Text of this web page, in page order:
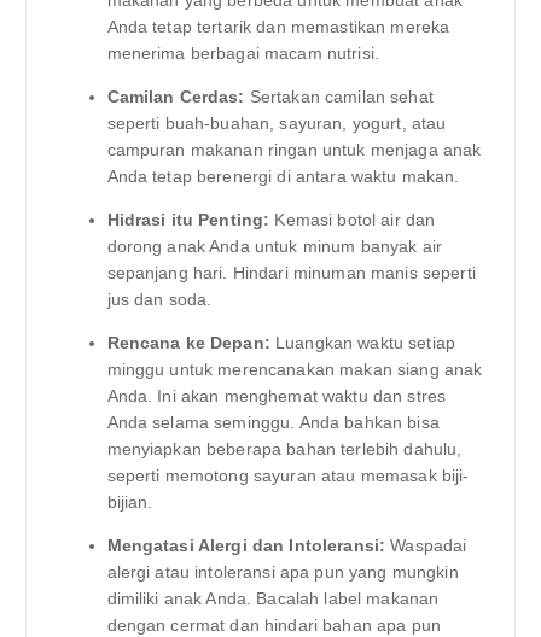
Anda tetap tertarik dan memastikan mereka
menerima berbagai macam nutrisi.
Camilan Cerdas: Sertakan camilan sehat
seperti buah-buahan, sayuran, yogurt, atau
campuran makanan ringan untuk menjaga anak
Anda tetap berenergi di antara waktu makan.
Hidrasi itu Penting: Kemasi botol air dan
dorong anak Anda untuk minum banyak air
sepanjang hari. Hindari minuman manis seperti
jus dan soda.
Rencana ke Depan: Luangkan waktu setiap
minggu untuk merencanakan makan siang anak
Anda. Ini akan menghemat waktu dan stres
Anda selama seminggu. Anda bahkan bisa
menyiapkan beberapa bahan terlebih dahulu,
seperti memotong sayuran atau memasak biji-
bijian.
Mengatasi Alergi dan Intoleransi: Waspadai
alergi atau intoleransi apa pun yang mungkin
dimiliki anak Anda. Bacalah label makanan
dengan cermat dan hindari bahan apa pun